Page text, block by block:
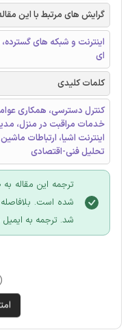
گرایش های مرتبط با این
اینترنت و شبکه های
ای
کلمات کلیدی
کنترل دسترسی، همکاری
خدمات مراقبت در منزل،
اینترنت اشیا، ارتباطات
تحلیل فنی-اقتصادی
ترجمه این مقاله
شده است.
شد. ترجمه به